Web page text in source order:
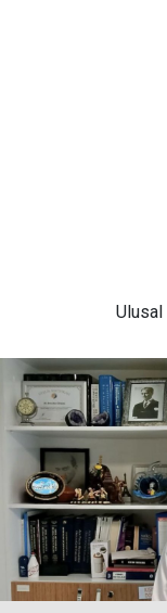
Ulusal